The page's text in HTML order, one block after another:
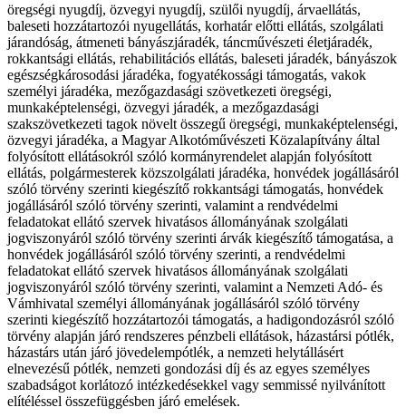
öregségi nyugdíj, özvegyi nyugdíj, szülői nyugdíj, árvaellátás,
baleseti hozzátartozói nyugellátás, korhatár előtti ellátás, szolgálati
járandóság, átmeneti bányászjáradék, táncművészeti életjáradék,
rokkantsági ellátás, rehabilitációs ellátás, baleseti járadék, bányászok
egészségkárosodási járadéka, fogyatékossági támogatás, vakok
személyi járadéka, mezőgazdasági szövetkezeti öregségi,
munkaképtelenségi, özvegyi járadék, a mezőgazdasági
szakszövetkezeti tagok növelt összegű öregségi, munkaképtelenségi,
özvegyi járadéka, a Magyar Alkotóművészeti Közalapítvány által
folyósított ellátásokról szóló kormányrendelet alapján folyósított
ellátás, polgármesterek közszolgálati járadéka, honvédek jogállásáról
szóló törvény szerinti kiegészítő rokkantsági támogatás, honvédek
jogállásáról szóló törvény szerinti, valamint a rendvédelmi
feladatokat ellátó szervek hivatásos állományának szolgálati
jogviszonyáról szóló törvény szerinti árvák kiegészítő támogatása, a
honvédek jogállásáról szóló törvény szerinti, a rendvédelmi
feladatokat ellátó szervek hivatásos állományának szolgálati
jogviszonyáról szóló törvény szerinti, valamint a Nemzeti Adó- és
Vámhivatal személyi állományának jogállásáról szóló törvény
szerinti kiegészítő hozzátartozói támogatás, a hadigondozásról szóló
törvény alapján járó rendszeres pénzbeli ellátások, házastársi pótlék,
házastárs után járó jövedelempótlék, a nemzeti helytállásért
elnevezésű pótlék, nemzeti gondozási díj és az egyes személyes
szabadságot korlátozó intézkedésekkel vagy semmissé nyilvánított
elítéléssel összefüggésben járó emelések.